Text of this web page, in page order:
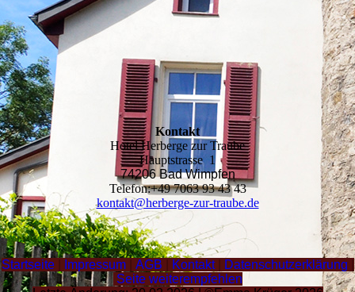
Kontakt
Hotel Herberge zur Traube
Hauptstrasse 1
74206 Bad Wimpfen
Telefon:+49 7063 93 43 43
kontakt@herberge-zur-traube.de
Startseite Impressum| AGB Kontakt| Datenschutzerklärung
Seite weiterempfehlen